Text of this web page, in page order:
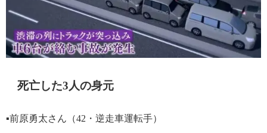
死亡した3人の身元
▪前原勇太さん（42・逆走車運転手）